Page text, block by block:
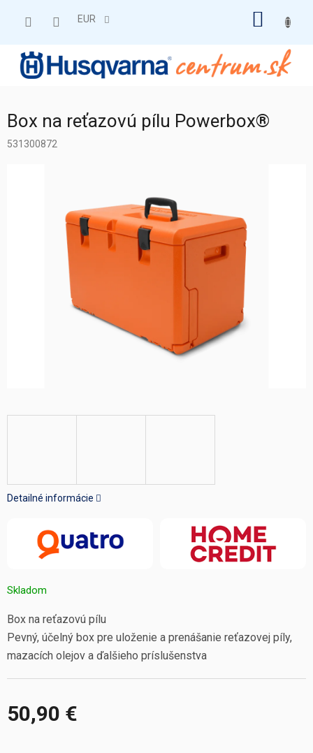
EUR
Box na reťazovú pílu Powerbox®
531300872
50,90 €
Skladom
Box na reťazovú pílu
Pevný, účelný box pre uloženie a prenášanie reťazovej píly,
mazacích olejov a ďalšieho príslušenstva
Detailné informácie